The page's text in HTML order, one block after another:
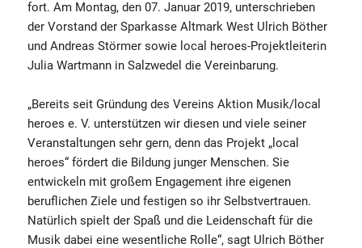
fort. Am Montag, den 07. Januar 2019, unterschrieben
der Vorstand der Sparkasse Altmark West Ulrich Böther
und Andreas Störmer sowie local heroes-Projektleiterin
Julia Wartmann in Salzwedel die Vereinbarung.
„Bereits seit Gründung des Vereins Aktion Musik/local
heroes e. V. unterstützen wir diesen und viele seiner
Veranstaltungen sehr gern, denn das Projekt „local
heroes“ fördert die Bildung junger Menschen. Sie
entwickeln mit großem Engagement ihre eigenen
beruflichen Ziele und festigen so ihr Selbstvertrauen.
Natürlich spielt der Spaß und die Leidenschaft für die
Musik dabei eine wesentliche Rolle“, sagt Ulrich Böther